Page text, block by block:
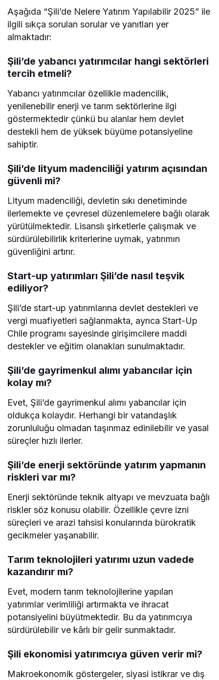
Aşağıda “Şili’de Nelere Yatırım Yapılabilir 2025” ile
ilgili sıkça sorulan sorular ve yanıtları yer
almaktadır:
Şili’de yabancı yatırımcılar hangi sektörleri
tercih etmeli?
Yabancı yatırımcılar özellikle madencilik,
yenilenebilir enerji ve tarım sektörlerine ilgi
göstermektedir çünkü bu alanlar hem devlet
destekli hem de yüksek büyüme potansiyeline
sahiptir.
Şili’de lityum madenciliği yatırım açısından
güvenli mi?
Lityum madenciliği, devletin sıkı denetiminde
ilerlemekte ve çevresel düzenlemelere bağlı olarak
yürütülmektedir. Lisanslı şirketlerle çalışmak ve
sürdürülebilirlik kriterlerine uymak, yatırımın
güvenliğini artırır.
Start-up yatırımları Şili’de nasıl teşvik
ediliyor?
Şili’de start-up yatırımlarına devlet destekleri ve
vergi muafiyetleri sağlanmakta, ayrıca Start-Up
Chile programı sayesinde girişimcilere maddi
destekler ve eğitim olanakları sunulmaktadır.
Şili’de gayrimenkul alımı yabancılar için
kolay mı?
Evet, Şili’de gayrimenkul alımı yabancılar için
oldukça kolaydır. Herhangi bir vatandaşlık
zorunluluğu olmadan taşınmaz edinilebilir ve yasal
süreçler hızlı ilerler.
Şili’de enerji sektöründe yatırım yapmanın
riskleri var mı?
Enerji sektöründe teknik altyapı ve mevzuata bağlı
riskler söz konusu olabilir. Özellikle çevre izni
süreçleri ve arazi tahsisi konularında bürokratik
gecikmeler yaşanabilir.
Tarım teknolojileri yatırımı uzun vadede
kazandırır mı?
Evet, modern tarım teknolojilerine yapılan
yatırımlar verimliliği artırmakta ve ihracat
potansiyelini büyütmektedir. Bu da yatırımcıya
sürdürülebilir ve kârlı bir gelir sunmaktadır.
Şili ekonomisi yatırımcıya güven verir mi?
Makroekonomik göstergeler, siyasi istikrar ve dış